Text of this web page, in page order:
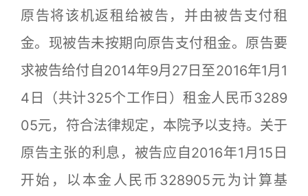
原告将该机返租给被告，并由被告支付租
金。现被告未按期向原告支付租金。原告要
求被告给付自2014年9月27日至2016年1月1
4日（共计325个工作日）租金人民币3289
05元，符合法律规定，本院予以支持。关于
原告主张的利息，被告应自2016年1月15日
开始，以本金人民币328905元为计算基